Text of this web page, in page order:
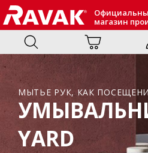
магазин
МЫТЬЕ РУК, КАК
YARD